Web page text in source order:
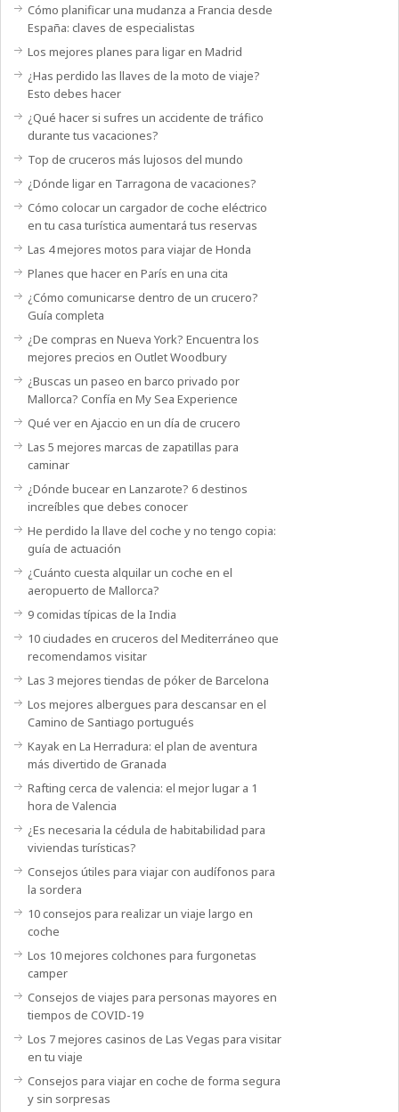
Cómo planificar una mudanza a Francia desde
España: claves de especialistas
Los mejores planes para ligar en Madrid
¿Has perdido las llaves de la moto de viaje?
Esto debes hacer
¿Qué hacer si sufres un accidente de tráfico
durante tus vacaciones?
Top de cruceros más lujosos del mundo
¿Dónde ligar en Tarragona de vacaciones?
Cómo colocar un cargador de coche eléctrico
en tu casa turística aumentará tus reservas
Las 4 mejores motos para viajar de Honda
Planes que hacer en París en una cita
¿Cómo comunicarse dentro de un crucero?
Guía completa
¿De compras en Nueva York? Encuentra los
mejores precios en Outlet Woodbury
¿Buscas un paseo en barco privado por
Mallorca? Confía en My Sea Experience
Qué ver en Ajaccio en un día de crucero
Las 5 mejores marcas de zapatillas para
caminar
¿Dónde bucear en Lanzarote? 6 destinos
increíbles que debes conocer
He perdido la llave del coche y no tengo copia:
guía de actuación
¿Cuánto cuesta alquilar un coche en el
aeropuerto de Mallorca?
9 comidas típicas de la India
10 ciudades en cruceros del Mediterráneo que
recomendamos visitar
Las 3 mejores tiendas de póker de Barcelona
Los mejores albergues para descansar en el
Camino de Santiago portugués
Kayak en La Herradura: el plan de aventura
más divertido de Granada
Rafting cerca de valencia: el mejor lugar a 1
hora de Valencia
¿Es necesaria la cédula de habitabilidad para
viviendas turísticas?
Consejos útiles para viajar con audífonos para
la sordera
10 consejos para realizar un viaje largo en
coche
Los 10 mejores colchones para furgonetas
camper
Consejos de viajes para personas mayores en
tiempos de COVID-19
Los 7 mejores casinos de Las Vegas para visitar
en tu viaje
Consejos para viajar en coche de forma segura
y sin sorpresas